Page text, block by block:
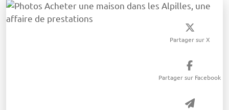
Partager sur X
Partager sur Facebook